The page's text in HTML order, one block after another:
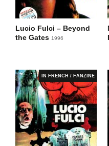
Lucio Fulci – Beyond
the Gates 1996
IN FRENCH / FANZINE